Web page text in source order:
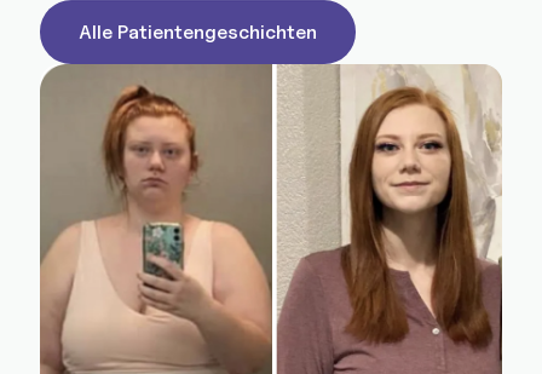
Alle Patientengeschichten